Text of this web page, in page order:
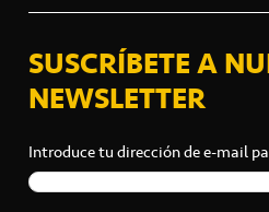
SUSCRÍBETE A
NEWSLETTER
Introduce tu dirección de e-mail